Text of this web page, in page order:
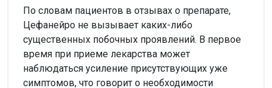
По словам пациентов в отзывах о препарате,
Цефанейро не вызывает каких-либо
существенных побочных проявлений. В первое
время при приеме лекарства может
наблюдаться усиление присутствующих уже
симптомов, что говорит о необходимости